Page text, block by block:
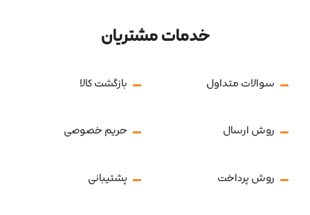
خدمات مشتریان
سوالات متداول بازگشت کالا
روش ارسال حریم خصوصی
روش پرداخت پشتیبانی